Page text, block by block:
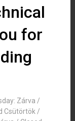
for
Zárva /
Csütörtök /